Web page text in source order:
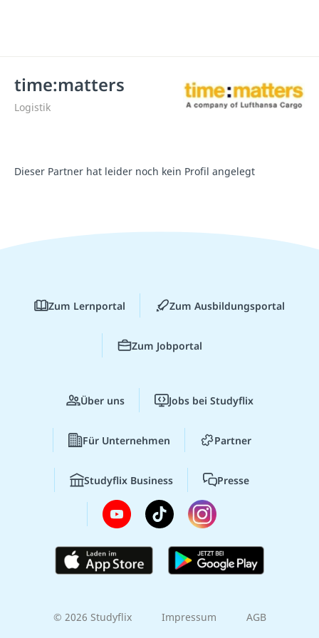
time:matters
Logistik
Dieser Partner hat leider noch kein Profil angelegt
Zum Lernportal Zum Ausbildungsportal
Zum Jobportal
Über uns Jobs bei Studyflix
Für Unternehmen Partner
Studyflix Business Presse
© 2026 Studyflix Impressum AGB